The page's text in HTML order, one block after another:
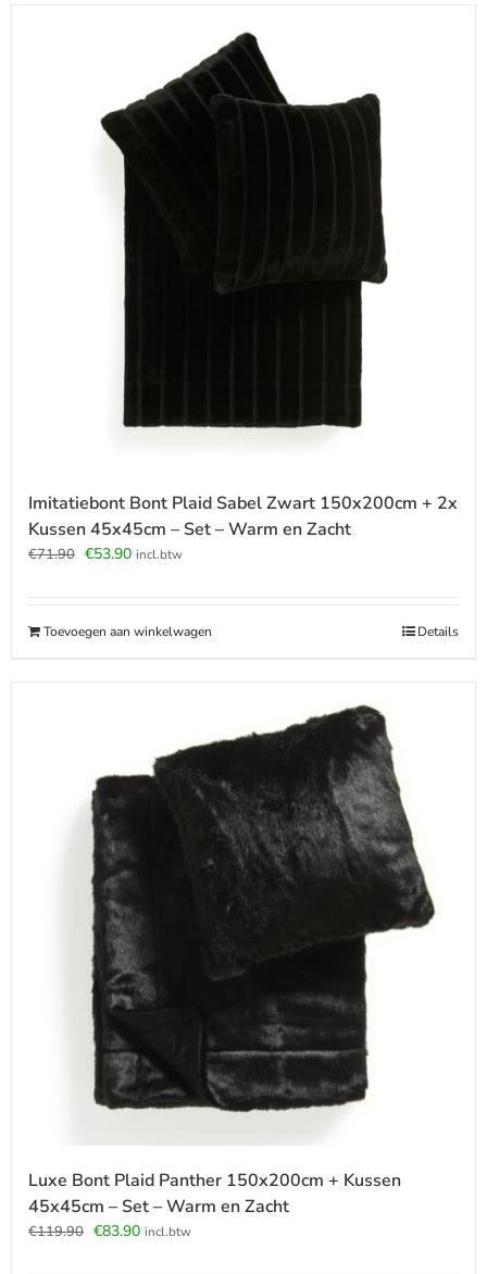
Imitatiebont Bont Plaid Sabel Zwart 150x200cm + 2x
Kussen 45x45cm – Set – Warm en Zacht
€71.90 Oorspronkelijke
€53.90Huidige
€53.90.
incl.btw
Toevoegen aan winkelwagen Details
Luxe Bont Plaid Panther 150x200cm + Kussen
45x45cm – Set – Warm en Zacht
€119.90 Oorspronkelijke
€83.90Huidige
incl.btw